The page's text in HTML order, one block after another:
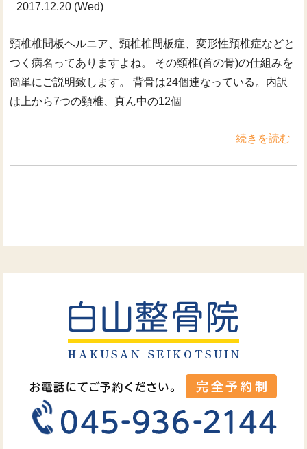
2017.12.20 (Wed)
頸椎椎間板ヘルニア、頸椎椎間板症、変形性頚椎症などと
つく病名ってありますよね。 その頸椎(首の骨)の仕組みを
簡単にご説明致します。 背骨は24個連なっている。内訳
は上から7つの頸椎、真ん中の12個
続きを読む